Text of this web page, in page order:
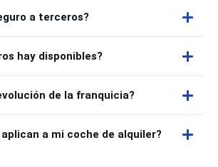
a terceros?
hay disponibles?
de la franquicia?
a mi coche de alquiler?